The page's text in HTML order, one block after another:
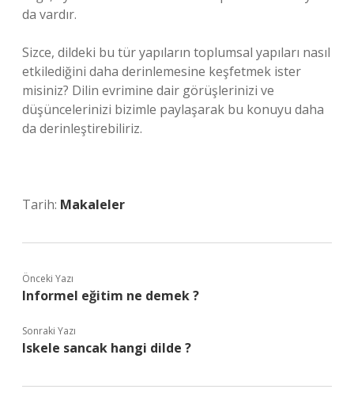
da vardır.
Sizce, dildeki bu tür yapıların toplumsal yapıları nasıl
etkilediğini daha derinlemesine keşfetmek ister
misiniz? Dilin evrimine dair görüşlerinizi ve
düşüncelerinizi bizimle paylaşarak bu konuyu daha
da derinleştirebiliriz.
Tarih: Makaleler
Önceki Yazı
Informel eğitim ne demek ?
Sonraki Yazı
Iskele sancak hangi dilde ?